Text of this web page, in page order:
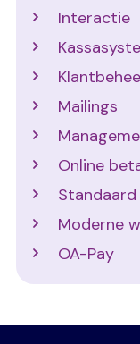
Interactie
Mailings
Online
Moderne
OA-Pay